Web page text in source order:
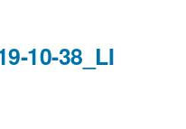
10-38_LI